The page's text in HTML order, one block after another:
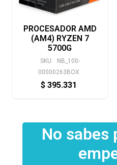
PROCESADOR AMD
(AM4) RYZEN 7
5700G
SKU:
NB_100-
00000263BOX
$ 395.331
No sabes